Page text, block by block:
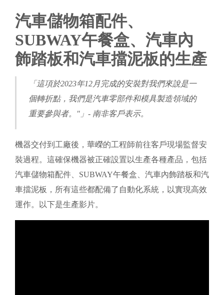
汽車儲物箱配件、
SUBWAY午餐盒、汽車內
飾踏板和汽車擋泥板的生產
「這項於2023年12月完成的安裝對我們來說是一
個轉折點，我們是汽車零部件和模具製造領域的
重要參與者。"」- 南非客戶表示。
機器交付到工廠後，華嶸的工程師前往客戶現場監督安
裝過程。這確保機器被正確設置以生產各種產品，包括
汽車儲物箱配件、SUBWAY午餐盒、汽車內飾踏板和汽
車擋泥板，所有這些都配備了自動化系統，以實現高效
運作。以下是生產影片。